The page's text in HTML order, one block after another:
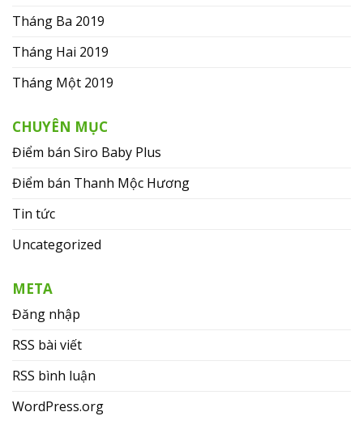
Tháng Ba 2019
Tháng Hai 2019
Tháng Một 2019
CHUYÊN MỤC
Điểm bán Siro Baby Plus
Điểm bán Thanh Mộc Hương
Tin tức
Uncategorized
META
Đăng nhập
RSS bài viết
RSS bình luận
WordPress.org